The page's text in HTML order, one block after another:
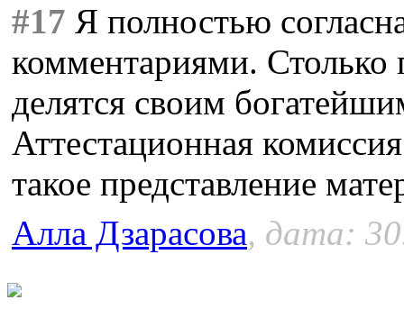
#17 Я полностью
комментариями. Столько
делятся своим
Аттестационная
такое представление
Алла Дзарасова, дата: